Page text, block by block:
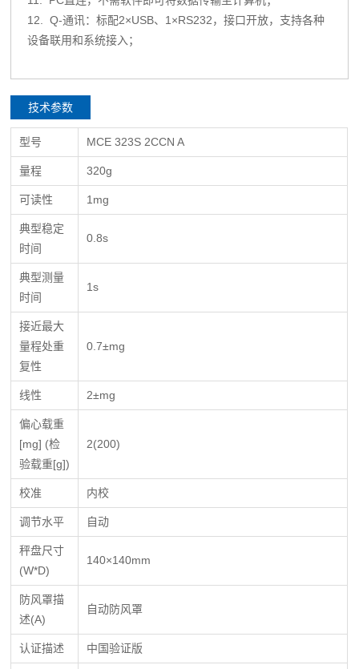
12. Q-通讯：标配2×USB、1×RS232，接口开放，支持各种
设备联用和系统接入；
技术参数
型号 MCE 323S 2CCN A
量程 320g
可读性 1mg
典型稳定
时间
0.8s
典型测量
时间
1s
接近最大
量程处重
复性
0.7±mg
线性 2±mg
偏心载重
[mg] (检
验载重[g])
2(200)
校准 内校
调节水平 自动
秤盘尺寸
(W*D)
140×140mm
防风罩描
述(A)
自动防风罩
认证描述 中国验证版